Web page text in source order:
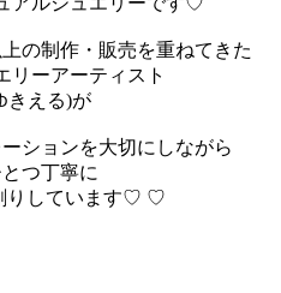
の制作・販売を重ねてきた
リーアーティスト
きえる)が
ションを大切にしながら
つ丁寧に
りしています♡ ♡